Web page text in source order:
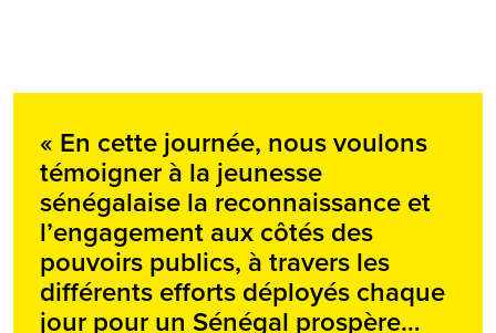
« En cette journée, nous voulons
témoigner à la jeunesse
sénégalaise la reconnaissance et
l’engagement aux côtés des
pouvoirs publics, à travers les
différents efforts déployés chaque
jour pour un Sénégal prospère…